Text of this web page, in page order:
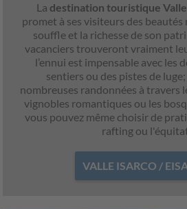
La destination touristique
promet à ses visiteurs des
souffle et la richesse de son
vacanciers trouveront vraiment
l’ennui est impensable avec les
sentiers ou des pistes de
nombreuses randonnées à travers
vignobles romantiques ou les
vous pouvez même choisir de
rafting ou
VALLE ISARCO /